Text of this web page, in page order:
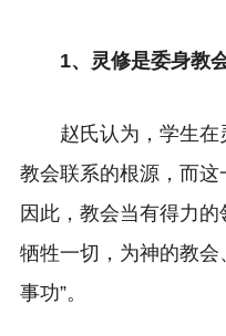
1、灵修是委身教
赵氏认为，学生
教会联系的根源，而这
因此，教会当有得力
牺牲一切，为神的教
事功”。